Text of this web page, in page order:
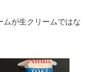
ムが生クリームではな